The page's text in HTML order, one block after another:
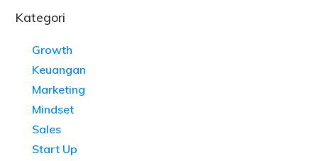
Kategori
Growth
Keuangan
Marketing
Mindset
Sales
Start Up